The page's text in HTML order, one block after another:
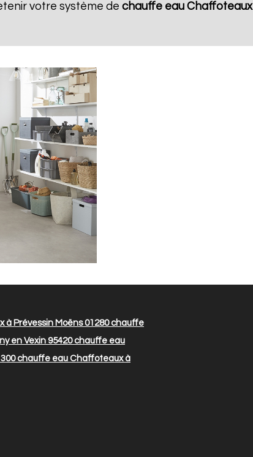
votre système de chauffe eau Chaffoteaux
Prévessin Moëns 01280chauffe
en Vexin 95420chauffe eau
chauffe eau Chaffoteaux à